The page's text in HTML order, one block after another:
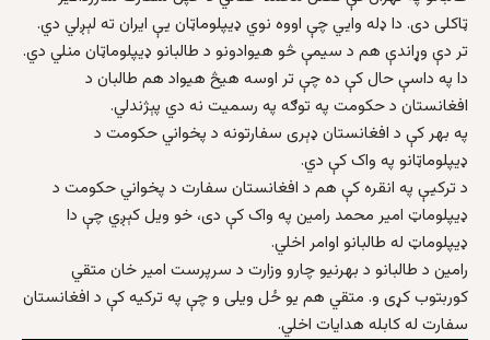
ټاکلی دی. دا ډله وايي چې اووه نوي ډيپلوماټان يې ايران ته لېږلي دي.
تر دې وړاندې هم د سيمې څو هيوادونو د طالبانو ډيپلوماټان منلي دي.
دا په داسې حال کې ده چې تر اوسه هيڅ هيواد هم طالبان د
افغانستان د حکومت په توګه په رسميت نه دي پېژندلي.
په بهر کې د افغانستان ډېری سفارتونه د پخواني حکومت د
ډيپلوماټانو په واک کې دي.
د ترکيې په انقره کې هم د افغانستان سفارت د پخواني حکومت د
ډيپلوماټ امير محمد رامين په واک کې دی، خو ويل کېږي چې دا
ډيپلوماټ له طالبانو اوامر اخلي.
رامين د طالبانو د بهرنيو چارو وزارت د سرپرست امير خان متقي
کوربتوب کړی و. متقي هم يو ځل ويلی و چې په ترکيه کې د افغانستان
سفارت له کابله هدايات اخلي.